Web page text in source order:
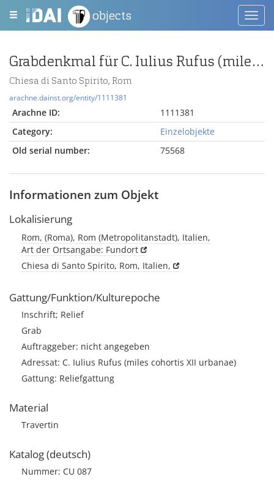
objects
Grabdenkmal für C. Iulius Rufus (miles cohortis XII urbanae)
Chiesa di Santo Spirito, Rom
arachne.dainst.org/entity/1111381
Arachne ID:
1111381
Category:
Einzelobjekte
Old serial number:
75568
Informationen zum Objekt
Lokalisierung
Rom, (Roma), Rom (Metropolitanstadt), Italien,
Art der Ortsangabe: Fundort
Chiesa di Santo Spirito, Rom, Italien,
Gattung/Funktion/Kulturepoche
Inschrift; Relief
Grab
Auftraggeber: nicht angegeben
Adressat: C. Iulius Rufus (miles cohortis XII urbanae)
Gattung: Reliefgattung
Material
Travertin
Katalog (deutsch)
Nummer: CU 087